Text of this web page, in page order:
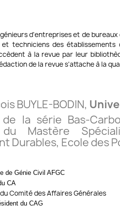
d'entreprises et de
techniciens des établissements
à la revue par leur
de la revue s'attache à la
BUYLE-BODIN,
la série Bas-
Mastère
Durables, Ecole des
de Génie Civil AFGC
CA
Comité des Affaires Générales
du CAG